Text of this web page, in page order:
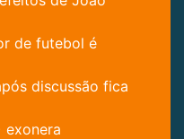
de futebol é
discussão fica
exonera